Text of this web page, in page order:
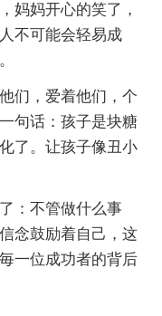
妈妈开心的笑了，
不可能会轻易成
们，爱着他们，个
句话：孩子是块糖
了。让孩子像丑小
：不管做什么事
念鼓励着自己，这
一位成功者的背后